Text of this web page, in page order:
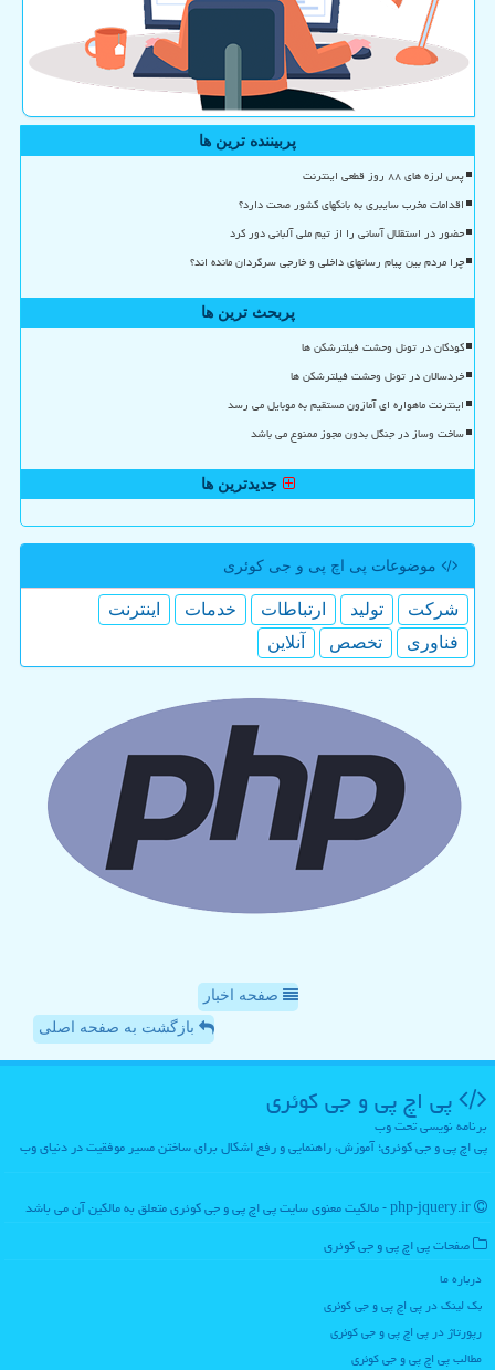
پربیننده ترین ها
پس لرزه های ۸۸ روز قطعی اینترنت
اقدامات مخرب سایبری به بانکهای کشور صحت دارد؟
حضور در استقلال آسانی را از تیم ملی آلبانی دور کرد
چرا مردم بین پیام رسانهای داخلی و خارجی سرگردان مانده اند؟
پربحث ترین ها
کودکان در تونل وحشت فیلترشکن ها
خردسالان در تونل وحشت فیلترشکن ها
اینترنت ماهواره ای آمازون مستقیم به موبایل می رسد
ساخت وساز در جنگل بدون مجوز ممنوع می باشد
جدیدترین ها
موضوعات پی اچ پی و جی كوئری
شركت تولید ارتباطات خدمات
اینترنت
فناوری
تخصص آنلاین
صفحه اخبار
بازگشت به صفحه اصلی
پی اچ پی و جی كوئری
برنامه نویسی تحت وب
پی اچ پی و جی کوئری؛ آموزش، راهنمایی و رفع اشکال برای ساختن مسیر موفقیت در دنیای وب
صفحات پی اچ پی و جی كوئری
درباره ما
بک لینک در پی اچ پی و جی كوئری
رپورتاژ در پی اچ پی و جی كوئری
مطالب پی اچ پی و جی كوئری